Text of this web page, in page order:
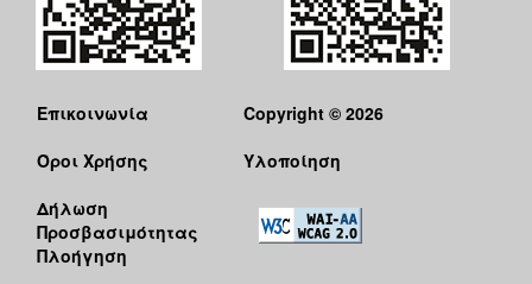
Επικοινωνία
Όροι Χρήσης
Δήλωση
Προσβασιμότητας
Πλοήγηση
Copyright © 2026
Υλοποίηση